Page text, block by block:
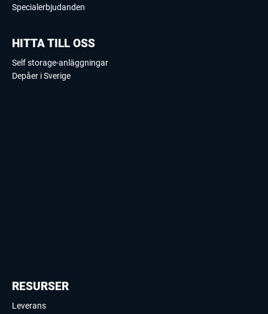
Specialerbjudanden
HITTA TILL OSS
Self storage-anläggningar
Depåer i Sverige
RESURSER
Leverans